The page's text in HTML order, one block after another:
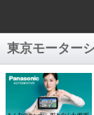
東京モーター